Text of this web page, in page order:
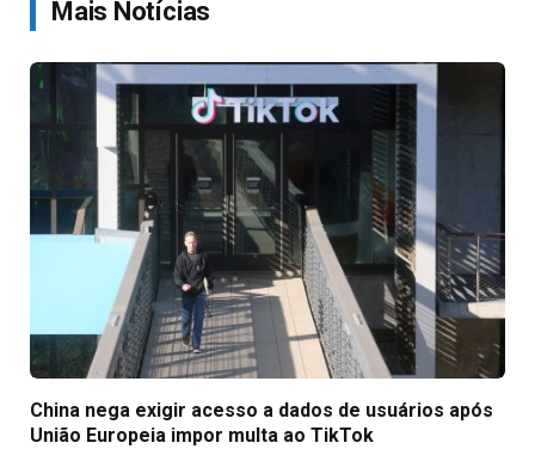
Mais Notícias
China nega exigir acesso a dados de usuários após
União Europeia impor multa ao TikTok